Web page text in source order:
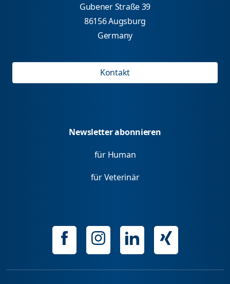
Gubener Straße 39
86156 Augsburg
Germany
Kontakt
Newsletter abonnieren
für Human
für Veterinär